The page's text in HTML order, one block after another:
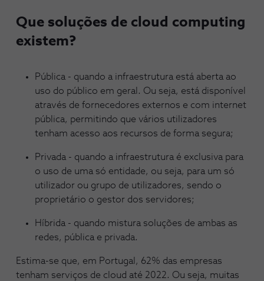
Que soluções de cloud computing
existem?
Pública - quando a infraestrutura está aberta ao
uso do público em geral. Ou seja, está disponível
através de fornecedores externos e com internet
pública, permitindo que vários utilizadores
tenham acesso aos recursos de forma segura;
Privada - quando a infraestrutura é exclusiva para
o uso de uma só entidade, ou seja, para um só
utilizador ou grupo de utilizadores, sendo o
proprietário o gestor dos servidores;
Híbrida - quando mistura soluções de ambas as
redes, pública e privada.
Estima-se que, em Portugal, 62% das empresas
tenham serviços de cloud até 2022. Ou seja, muitas